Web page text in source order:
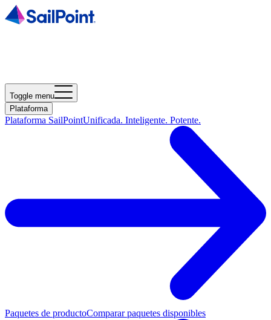
Toggle menu
Plataforma
Plataforma SailPointUnificada. Inteligente. Potente.
Paquetes de productoComparar paquetes disponibles